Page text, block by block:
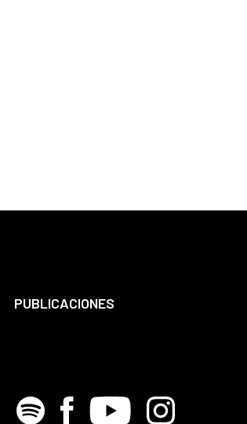
PUBLICACIONES
Spotify Facebook
Youtube Instagram